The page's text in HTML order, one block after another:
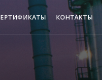
КОНТАКТЫ